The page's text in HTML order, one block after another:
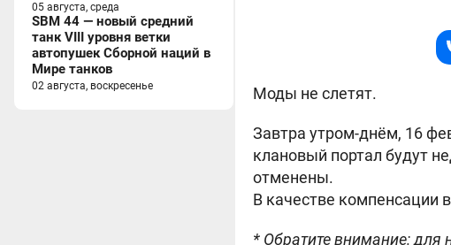
05 августа, среда
SBM 44 — новый средний
танк VIII уровня ветки
автопушек Сборной наций в
Мире танков
02 августа, воскресенье Моды не слетят.
Завтра утром-днём, 16
клановый портал будут
отменены.
В качестве компенсации
* Обратите внимание: для